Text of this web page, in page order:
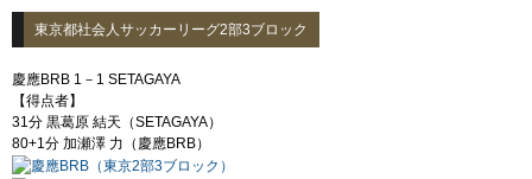
東京都社会人サッカーリーグ2部3ブロック
慶應BRB 1－1 SETAGAYA
【得点者】
31分 黒葛原 結天（SETAGAYA）
80+1分 加瀬澤 力（慶應BRB）